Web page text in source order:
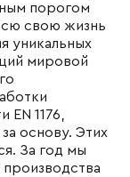
порогом
свою жизнь
уникальных
мировой
1176,
основу. Этих
За год мы